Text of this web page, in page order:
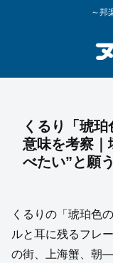
～邦
くるり「琥
意味を考察｜
べたい”と願
くるりの「琥珀色
ルと耳に残るフレ
の街、上海蟹、朝